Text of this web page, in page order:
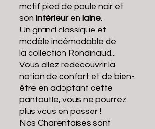
motif pied de poule noir et
son intérieur en laine.
Un grand classique et
modèle indémodable de
la collection Rondinaud...
Vous allez redécouvrir la
notion de confort et de bien-
être en adoptant cette
pantoufle, vous ne pourrez
plus vous en passer !
Nos Charentaises sont